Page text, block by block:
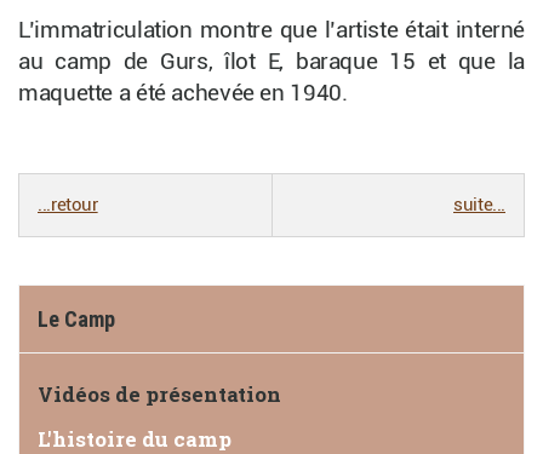
L’immatriculation montre que l’artiste était interné
au camp de Gurs, îlot E, baraque 15 et que la
maquette a été achevée en 1940.
...retour suite...
Le Camp
Vidéos de présentation
L'histoire du camp